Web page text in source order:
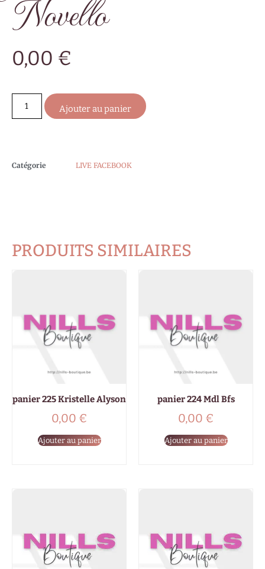
Novello
0,00 €
Ajouter au panier
Catégorie LIVE FACEBOOK
PRODUITS SIMILAIRES
panier 225 Kristelle Alyson
0,00 €
Ajouter au panier
panier 224 Mdl Bfs
0,00 €
Ajouter au panier